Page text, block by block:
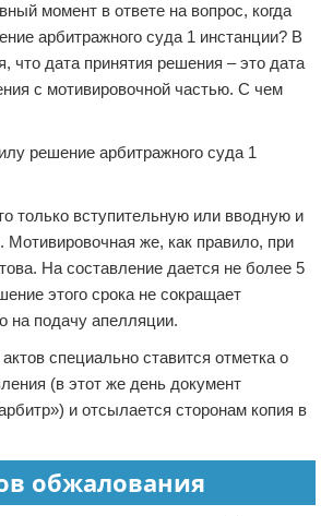
момент в ответе на вопрос, когда
арбитражного суда 1 инстанции? В
что дата принятия решения – это дата
с мотивировочной частью. С чем
только вступительную или вводную и
Мотивировочная же, как правило, при
На составление дается не более 5
этого срока не сокращает
на подачу апелляции.
специально ставится отметка о
(в этот же день документ
и отсылается сторонам копия в
обжалования